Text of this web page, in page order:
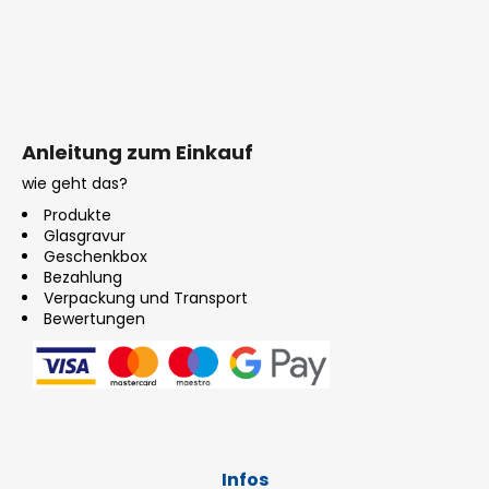
Anleitung zum Einkauf
wie geht das?
Produkte
Glasgravur
Geschenkbox
Bezahlung
Verpackung und Transport
Bewertungen
Infos